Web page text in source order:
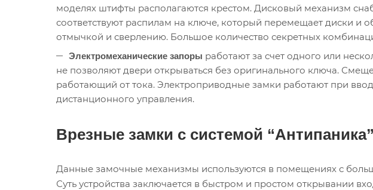
моделях штифты располагаются крестом. Дисковый механизм
соответствуют распилам на ключе, который перемещает диски и
отмычкой и сверлению. Большое количество секретных
Электромеханические запоры работают за счет одного или
не позволяют двери открываться без оригинального ключа.
работающий от тока. Электроприводные замки работают при
дистанционного управления.
Врезные замки с системой “Антипаника”
Данные замочные механизмы используются в помещениях с
Суть устройства заключается в быстром и простом открывании